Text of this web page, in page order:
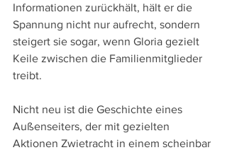
Informationen zurückhält, hält er die
Spannung nicht nur aufrecht, sondern
steigert sie sogar, wenn Gloria gezielt
Keile zwischen die Familienmitglieder
treibt.
Nicht neu ist die Geschichte eines
Außenseiters, der mit gezielten
Aktionen Zwietracht in einem scheinbar